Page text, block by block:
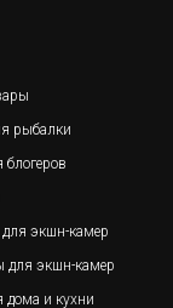
рыбалки
экшн-камер
для экшн-камер
дома и кухни